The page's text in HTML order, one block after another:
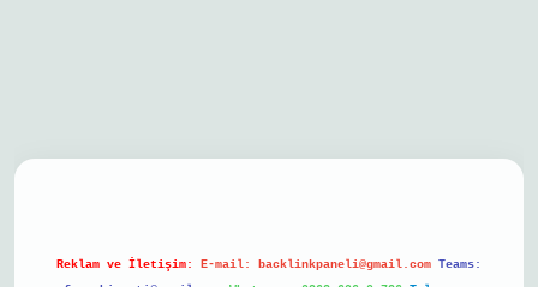
Reklam ve İletişim: E-mail: backlinkpaneli@gmail.com Teams: